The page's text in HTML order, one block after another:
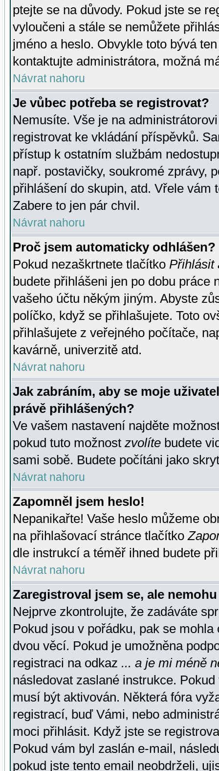
ptejte se na důvody. Pokud jste se
vyloučeni a stále se nemůžete
jméno a heslo. Obvykle toto bývá
kontaktujte administrátora, možná
Návrat nahoru
Je vůbec potřeba se registrovat?
Nemusíte. Vše je na
registrovat ke vkládání příspěvků.
přístup k ostatním službám
např. postavičky, soukromé zprávy,
přihlášení do skupin, atd. Vřele vám
Zabere to jen pár chvil.
Návrat nahoru
Proč jsem automaticky odhlášen?
Pokud nezaškrtnete tlačítko Přihlásit
budete přihlášeni jen po dobu práce
vašeho účtu někým jiným. Abyste
políčko, když se přihlašujete. Toto
přihlašujete z veřejného počítače,
kavárně, univerzitě atd.
Návrat nahoru
Jak zabráním, aby se moje
právě přihlášených?
Ve vašem nastavení najděte
pokud tuto možnost zvolíte budete
sami sobě. Budete počítáni jako
Návrat nahoru
Zapomněl jsem heslo!
Nepanikařte! Vaše heslo můžeme
na přihlašovací stránce tlačítko
dle instrukcí a téměř ihned budete
Návrat nahoru
Zaregistroval jsem se, ale
Nejprve zkontrolujte, že zadáváte
Pokud jsou v pořádku, pak se
dvou věcí. Pokud je umožněna
registraci na odkaz ... a je mi méně
následovat zaslané instrukce.
musí být aktivován. Některá fóra
registrací, buď Vámi, nebo
moci přihlásit. Když jste se
Pokud vám byl zaslán e-mail,
pokud jste tento email neobdrželi,